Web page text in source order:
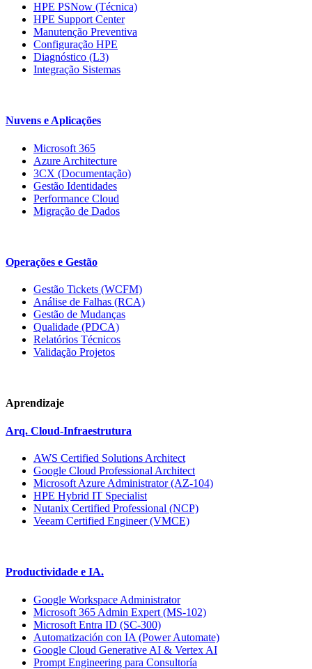
HPE PSNow (Técnica)
HPE Support Center
Manutenção Preventiva
Configuração HPE
Diagnóstico (L3)
Integração Sistemas
Nuvens e Aplicações
Microsoft 365
Azure Architecture
3CX (Documentação)
Gestão Identidades
Performance Cloud
Migração de Dados
Operações e Gestão
Gestão Tickets (WCFM)
Análise de Falhas (RCA)
Gestão de Mudanças
Qualidade (PDCA)
Relatórios Técnicos
Validação Projetos
Aprendizaje
Arq. Cloud-Infraestrutura
AWS Certified Solutions Architect
Google Cloud Professional Architect
Microsoft Azure Administrator (AZ-104)
HPE Hybrid IT Specialist
Nutanix Certified Professional (NCP)
Veeam Certified Engineer (VMCE)
Productividade e IA.
Google Workspace Administrator
Microsoft 365 Admin Expert (MS-102)
Microsoft Entra ID (SC-300)
Automatización con IA (Power Automate)
Google Cloud Generative AI & Vertex AI
Prompt Engineering para Consultoría